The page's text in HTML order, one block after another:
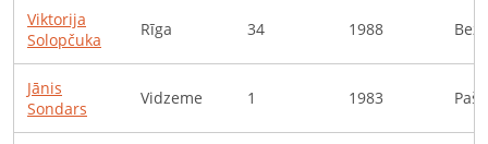
Viktorija
Solopčuka
Rīga 34 1988
Jānis
Sondars
Vidzeme 1 1983